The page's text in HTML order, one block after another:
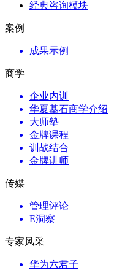
经典咨询模块
案例
成果示例
商学
企业内训
华夏基石商学介绍
大师塾
金牌课程
训战结合
金牌讲师
传媒
管理评论
E洞察
专家风采
华为六君子